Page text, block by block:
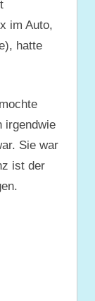
im Auto,
hatte
irgendwie
Sie war
ist der